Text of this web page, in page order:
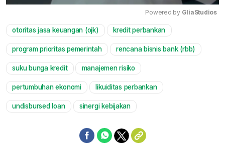
Powered by GliaStudios
otoritas jasa keuangan (ojk) kredit perbankan
program prioritas pemerintah rencana bisnis bank (rbb)
suku bunga kredit manajemen risiko
pertumbuhan ekonomi likuiditas perbankan
undisbursed loan sinergi kebijakan